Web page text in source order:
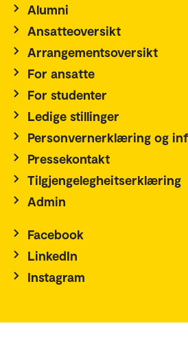
Alumni
Ansatteoversikt
Arrangementsoversikt
For ansatte
For studenter
Ledige stillinger
Personvernerklæring og
Pressekontakt
Tilgjengelegheitserklæring
Admin
Facebook
LinkedIn
Instagram